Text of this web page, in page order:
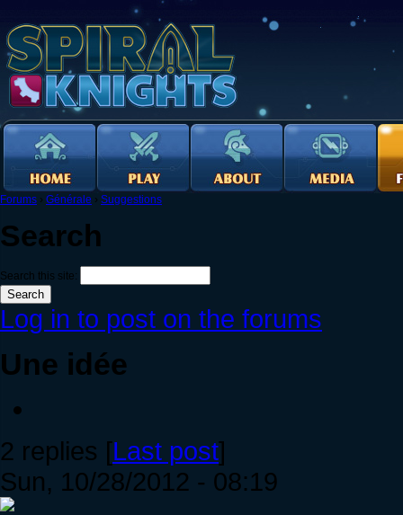
Forums › Générale › Suggestions
Search
Search this site:
Log in to post on the forums
Une idée
2 replies [Last post]
Sun, 10/28/2012 - 08:19